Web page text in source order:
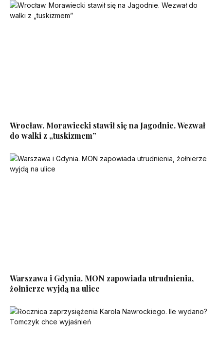
Wrocław. Morawiecki stawił się na Jagodnie. Wezwał
do walki z „tuskizmem”
Warszawa i Gdynia. MON zapowiada utrudnienia,
żołnierze wyjdą na ulice